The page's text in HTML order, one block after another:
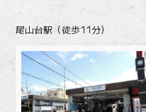
尾山台駅（徒歩11分）